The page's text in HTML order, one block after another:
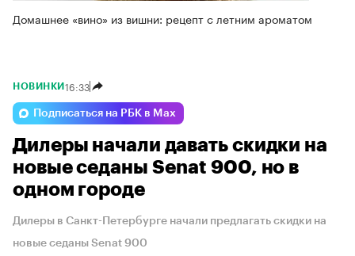
Домашнее «вино» из вишни: рецепт с летним ароматом
НОВИНКИ 16:33
Подписаться на РБК в Max
Дилеры начали давать скидки на
новые седаны Senat 900, но в
одном городе
Дилеры в Санкт-Петербурге начали предлагать скидки на
новые седаны Senat 900